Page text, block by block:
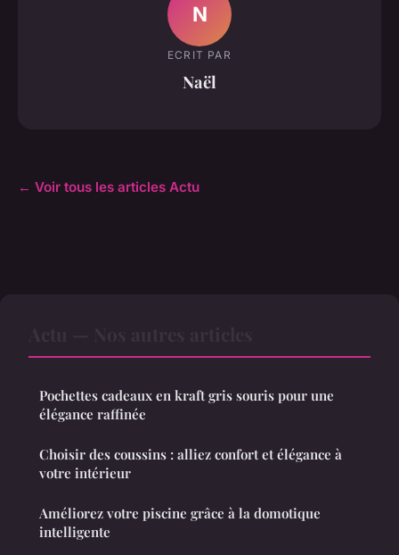
N
ECRIT PAR
Naël
← Voir tous les articles Actu
Pochettes cadeaux en kraft gris souris pour une
élégance raffinée
Choisir des coussins : alliez confort et élégance à
votre intérieur
Améliorez votre piscine grâce à la domotique
intelligente